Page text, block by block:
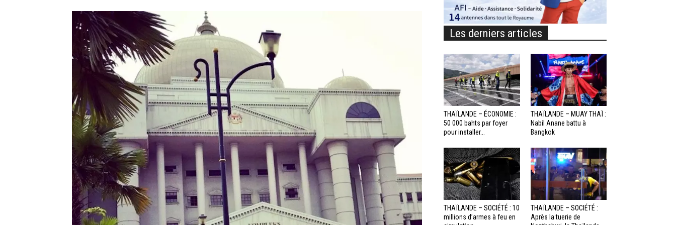
Les derniers articles
THAÏLANDE – ÉCONOMIE :
50 000 bahts par foyer
pour installer...
THAÏLANDE – MUAY THAÏ :
Nabil Anane battu à
Bangkok
THAÏLANDE – SOCIÉTÉ : 10
millions d’armes à feu en
THAÏLANDE – SOCIÉTÉ :
Après la tuerie de